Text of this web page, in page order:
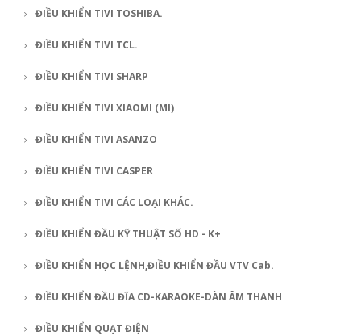
ĐIỀU KHIỂN TIVI TOSHIBA.
ĐIỀU KHIỂN TIVI TCL.
ĐIỀU KHIỂN TIVI SHARP
ĐIỀU KHIỂN TIVI XIAOMI (MI)
ĐIỀU KHIỂN TIVI ASANZO
ĐIỀU KHIỂN TIVI CASPER
ĐIỀU KHIỂN TIVI CÁC LOẠI KHÁC.
ĐIỀU KHIỂN ĐẦU KỸ THUẬT SỐ HD - K+
ĐIỀU KHIỂN HỌC LỆNH,ĐIỀU KHIỂN ĐẦU VTV Cab.
ĐIỀU KHIỂN ĐẦU ĐĨA CD-KARAOKE-DÀN ÂM THANH
ĐIỀU KHIỂN QUẠT ĐIỆN